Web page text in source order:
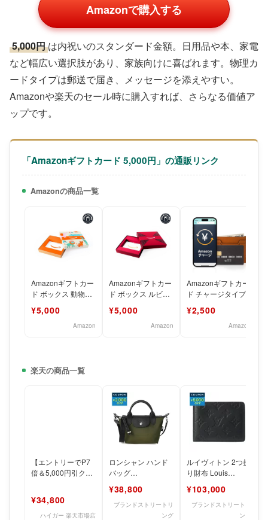
Amazonで購入する
5,000円 は内祝いのスタンダード金額。日用品や本、家電
など幅広い選択肢があり、家族向けに喜ばれます。物理カ
ードタイプは郵送で届き、メッセージを添えやすい。
Amazonや楽天のセール時に購入すれば、さらなる価値ア
ップです。
「Amazonギフトカード 5,000円」の通販リンク
Amazonの商品一覧
Amazonギフトカー
ド ボックス 動物た
¥5,000
Amazon
Amazonギフトカー
ド ボックス ルビー
¥5,000
Amazon
Amazonギフトカー
ド チャージタイプ
¥2,500
Amazon
楽天の商品一覧
【エントリーでP7
倍＆5,000円引クー
¥34,800
ハイガー 楽天市場店
ロンシャン ハンド
バッグ
リアージュ エナジ
ー トップ
¥38,800
ブランドストリートリ
ング
ルイヴィトン 2つ折
り財布 Louis
ム・シャドウレザ
¥103,000
ブランドストリートリ
ング